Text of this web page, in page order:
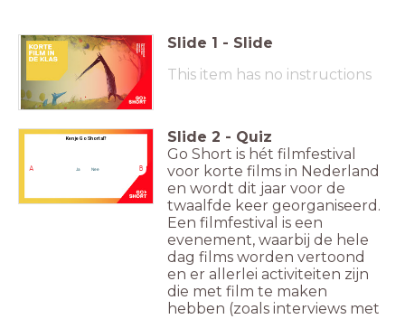
Slide 1 - Slide
This item has no instructions
Ken je Go Short al?
A Ja B
Nee
Slide 2 - Quiz
Go Short is hét filmfestival
voor korte films in Nederland
en wordt dit jaar voor de
twaalfde keer georganiseerd.
Een filmfestival is een
evenement, waarbij de hele
dag films worden vertoond
en er allerlei activiteiten zijn
die met film te maken
hebben (zoals interviews met